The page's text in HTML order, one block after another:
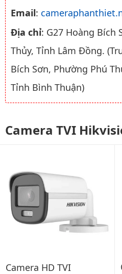
Email:
Địa chỉ: G27 Hoàng Bích
Thủy, Tỉnh Lâm Đồng.
Bích Sơn, Phường Phú
Tỉnh Bình Thuận)
Camera TVI
Camera HD TVI